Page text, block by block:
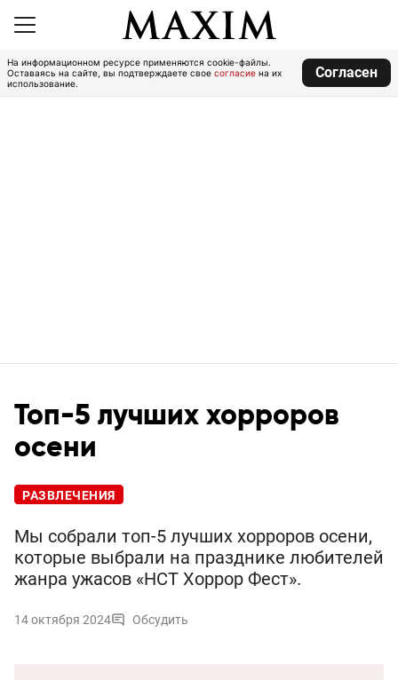
На информационном ресурсе применяются cookie-файлы.
Оставаясь на сайте, вы подтверждаете свое согласие на их
использование.
Согласен
Топ-5 лучших хорроров
осени
РАЗВЛЕЧЕНИЯ
Мы собрали топ-5 лучших хорроров осени,
которые выбрали на празднике любителей
жанра ужасов «НСТ Хоррор Фест».
14 октября 2024 Обсудить